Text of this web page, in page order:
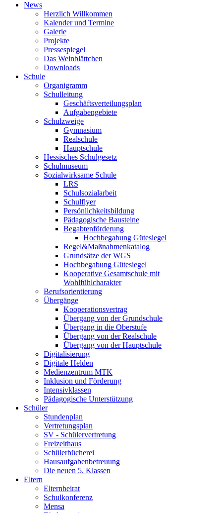
News
Herzlich Willkommen
Kalender und Termine
Galerie
Projekte
Pressespiegel
Das Weinblättchen
Downloads
Schule
Organigramm
Schulleitung
Geschäftsverteilungsplan
Aufgabengebiete
Schulzweige
Gymnasium
Realschule
Hauptschule
Hessisches Schulgesetz
Schulmuseum
Sozialwirksame Schule
LRS
Schulsozialarbeit
Schulflyer
Persönlichkeitsbildung
Pädagogische Bausteine
Begabtenförderung
Hochbegabung Gütesiegel
Regel&Maßnahmenkatalog
Grundsätze der WGS
Hochbegabung Gütesiegel
Kooperative Gesamtschule mit
Wohlfühlcharakter
Berufsorientierung
Übergänge
Kooperationsvertrag
Übergang von der Grundschule
Übergang in die Oberstufe
Übergang von der Realschule
Übergang von der Hauptschule
Digitalisierung
Digitale Helden
Medienzentrum MTK
Inklusion und Förderung
Intensivklassen
Pädagogische Unterstützung
Schüler
Stundenplan
Vertretungsplan
SV - Schülervertretung
Freizeithaus
Schülerbücherei
Hausaufgabenbetreuung
Die neuen 5. Klassen
Eltern
Elternbeirat
Schulkonferenz
Mensa